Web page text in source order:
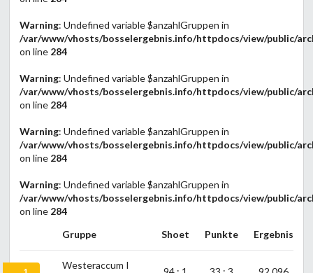
Warning: Undefined variable $anzahlGruppen in
/var/www/vhosts/bosselergebnis.info/httpdocs/view/public/
on line 284
Warning: Undefined variable $anzahlGruppen in
/var/www/vhosts/bosselergebnis.info/httpdocs/view/public/
on line 284
Warning: Undefined variable $anzahlGruppen in
/var/www/vhosts/bosselergebnis.info/httpdocs/view/public/
on line 284
Warning: Undefined variable $anzahlGruppen in
/var/www/vhosts/bosselergebnis.info/httpdocs/view/public/
on line 284
Gruppe
Shoet Punkte Ergebnis
Westeraccum I